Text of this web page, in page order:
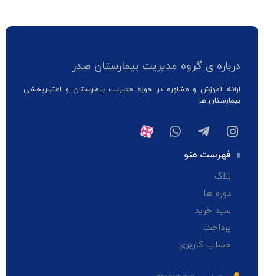
درباره ی گروه مدیریت بیمارستان صدر
ارائه آموزش و مشاوره در حوزه مدیریت بیمارستان و اعتباربخشی
بیمارستان ها
فهرست منو
بلاگ
دوره ها
سبد خرید
پرداخت
حساب کاربری